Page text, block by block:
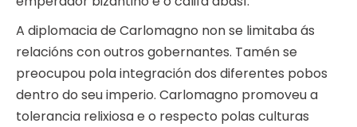
A diplomacia de Carlomagno non se limitaba ás
relacións con outros gobernantes. Tamén se
preocupou pola integración dos diferentes pobos
dentro do seu imperio. Carlomagno promoveu a
tolerancia relixiosa e o respecto polas culturas